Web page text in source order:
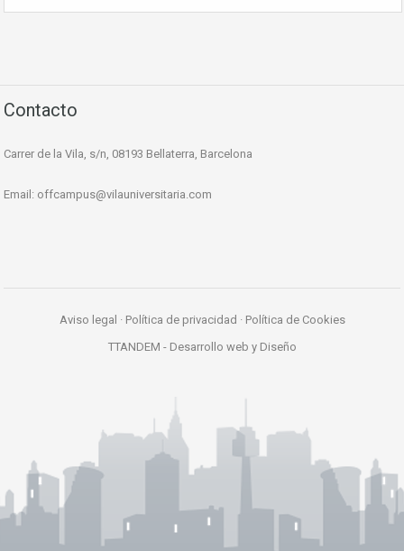
Contacto
Carrer de la Vila, s/n, 08193 Bellaterra, Barcelona
Email: offcampus@vilauniversitaria.com
Aviso legal · Política de privacidad · Política de Cookies
TTANDEM - Desarrollo web y Diseño